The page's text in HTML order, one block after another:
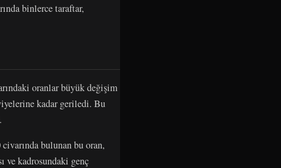
binlerce taraftar,
oranlar büyük değişim
kadar geriledi. Bu
bulunan bu oran,
ve kadrosundaki genç